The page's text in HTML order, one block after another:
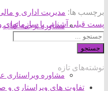
مشاوره ترجمه کتاب
مشاوره ویراستاری
برچسب ها: مدیریت اداری و
پست قبلی آشنایی با
جستجو
نوشته‌های تازه
تفاوت های ویراستاری و